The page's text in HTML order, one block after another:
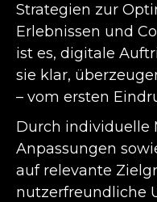
Strategien zur
Erlebnissen und
ist es, digitale
sie klar,
– vom ersten
Durch individuelle
Anpassungen
auf relevante
nutzerfreundliche